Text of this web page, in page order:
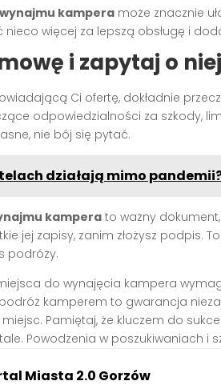
kampera może znacznie
nieco więcej za lepszą obsługę i
i zapytaj o
Ci ofertę, dokładnie
odpowiedzialności za szkody,
nie bój się pytać.
działają mimo
kampera to ważny
jej zapisy, zanim złożysz podpis.
podróży.
do wynajęcia kampera
kamperem to gwarancja
Pamiętaj, że kluczem do
Powodzenia w poszukiwaniach i
Miasta 2.0 Gorzów